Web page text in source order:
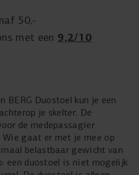
BERG Duostoel kun je een
je skelter. De
de medepassagier
gaat er met je mee op
belastbaar gewicht van
een duostoel is niet mogelijk
50,-
met een 9,2/10